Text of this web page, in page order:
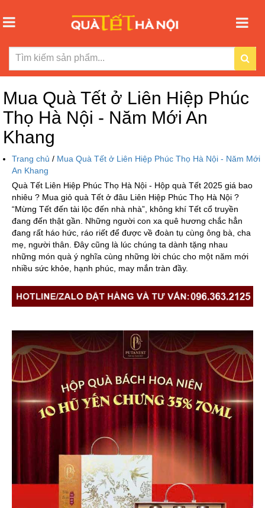
Mua Quà Tết ở Liên Hiệp Phúc
Thọ Hà Nội - Năm Mới An
Khang
Trang chủ / Mua Quà Tết ở Liên Hiệp Phúc Thọ Hà Nội - Năm Mới
An Khang
Quà Tết Liên Hiệp Phúc Thọ Hà Nội - Hộp quà Tết 2025 giá bao
nhiêu ? Mua giỏ quà Tết ở đâu Liên Hiệp Phúc Thọ Hà Nội ?
“Mừng Tết đến tài lộc đến nhà nhà”, không khí Tết cổ truyền
đang đến thật gần. Những người con xa quê hương chắc hẳn
đang rất háo hức, ráo riết để được về đoàn tụ cùng ông bà, cha
mẹ, người thân. Đây cũng là lúc chúng ta dành tặng nhau
những món quà ý nghĩa cùng những lời chúc cho một năm mới
nhiều sức khỏe, hạnh phúc, may mắn tràn đầy.